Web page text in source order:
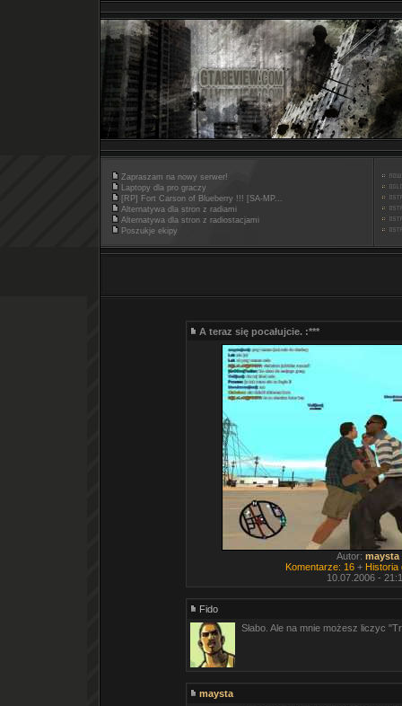
Zapraszam na nowy serwer!
Laptopy dla pro graczy
[RP] Fort Carson of Blueberry !!! [SA-MP...
Alternatywa dla stron z radiami
Alternatywa dla stron z radiostacjami
Poszukje ekipy
A teraz się pocałujcie. :***
Autor: maysta
Komentarze: 16 + Historia
10.07.2006 -
Fido
Słabo. Ale na mnie możesz liczyc
maysta